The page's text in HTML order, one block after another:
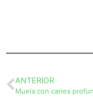
ANTERIOR